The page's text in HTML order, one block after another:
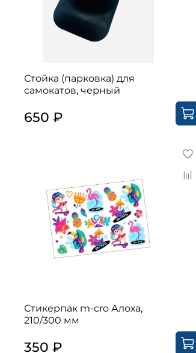
Стойка (парковка) для
самокатов, черный
650 ₽
Стикерпак m-cro Алоха,
210/300 мм
350 ₽